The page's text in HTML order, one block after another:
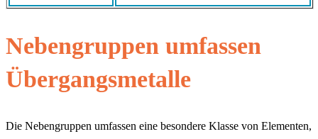
Nebengruppen umfassen
Übergangsmetalle
Die Nebengruppen umfassen eine besondere Klasse von Elementen,